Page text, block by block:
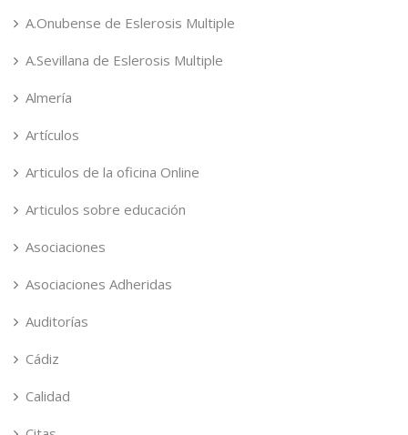
A.Onubense de Eslerosis Multiple
A.Sevillana de Eslerosis Multiple
Almería
Artículos
Articulos de la oficina Online
Articulos sobre educación
Asociaciones
Asociaciones Adheridas
Auditorías
Cádiz
Calidad